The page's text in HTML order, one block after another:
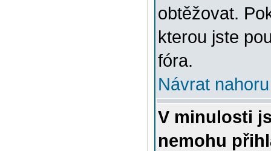
obtěžovat.
kterou jste
fóra.
Návrat nahoru
V minulosti
nemohu